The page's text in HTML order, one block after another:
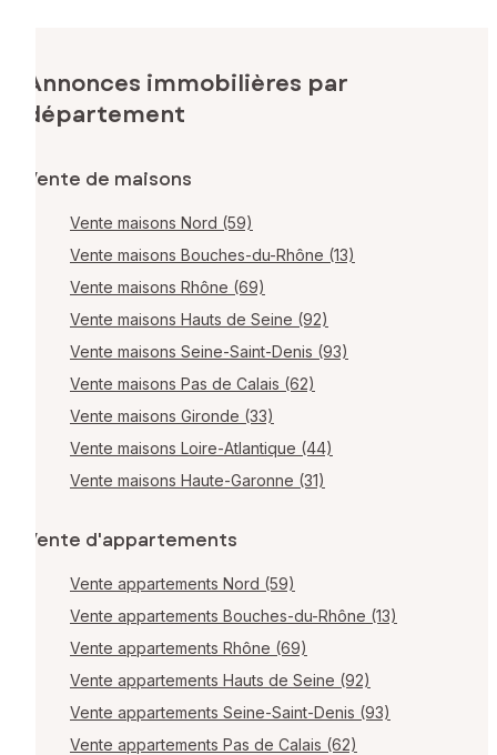
Annonces immobilières par
département
Vente de maisons
Vente maisons Nord (59)
Vente maisons Bouches-du-Rhône (13)
Vente maisons Rhône (69)
Vente maisons Hauts de Seine (92)
Vente maisons Seine-Saint-Denis (93)
Vente maisons Pas de Calais (62)
Vente maisons Gironde (33)
Vente maisons Loire-Atlantique (44)
Vente maisons Haute-Garonne (31)
Vente d'appartements
Vente appartements Nord (59)
Vente appartements Bouches-du-Rhône (13)
Vente appartements Rhône (69)
Vente appartements Hauts de Seine (92)
Vente appartements Seine-Saint-Denis (93)
Vente appartements Pas de Calais (62)